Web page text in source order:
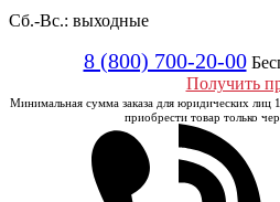
Сб.-Вс.: выходные
8 (800) 700-20-00
Получить
Минимальная сумма заказа для юридических лиц
приобрести товар только